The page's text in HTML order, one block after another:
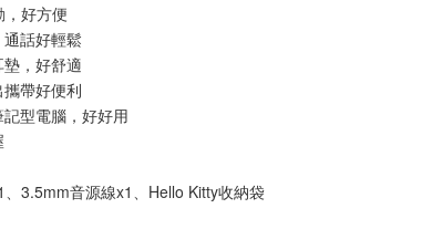
好方便
話好輕鬆
，好舒適
帶好便利
型電腦，好好用
3.5mm音源線x1、Hello Kitty收納袋